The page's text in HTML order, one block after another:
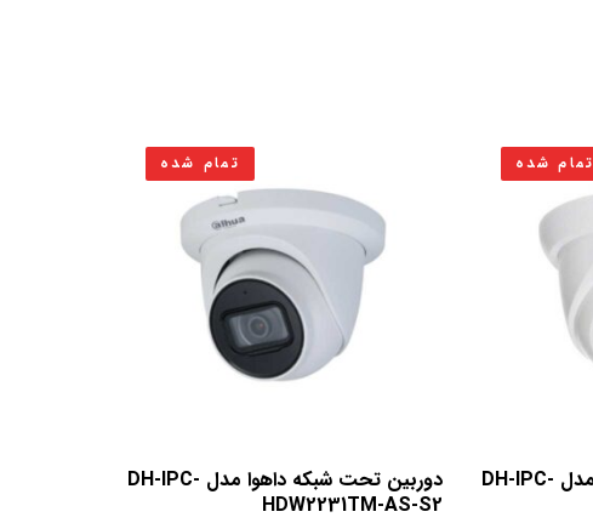
تمام شده
دوربین تحت شبکه داهوا مدل DH-IPC-
تمام شده
دوربین تحت شبکه داهوا مدل DH-IPC-
HDW2231TM-AS-S2